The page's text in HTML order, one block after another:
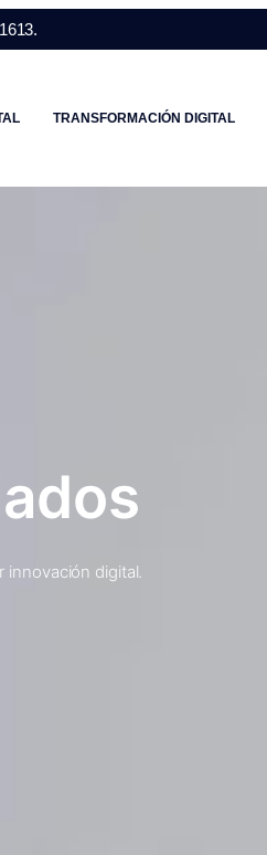
TRANSFORMACIÓN DIGITAL
innovación digital.